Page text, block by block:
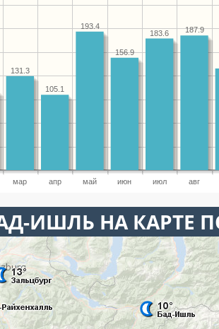
мар апр май июн июл авг
187.9
183.6
156.9
193.4
105.1
131.3
ИШЛЬ НА КАРТЕ